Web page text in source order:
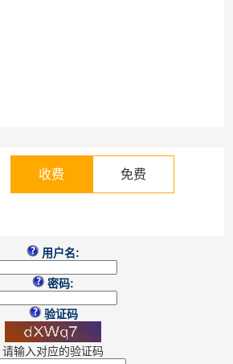
收费 免费
用户名:
密码:
验证码
请输入对应的验证码